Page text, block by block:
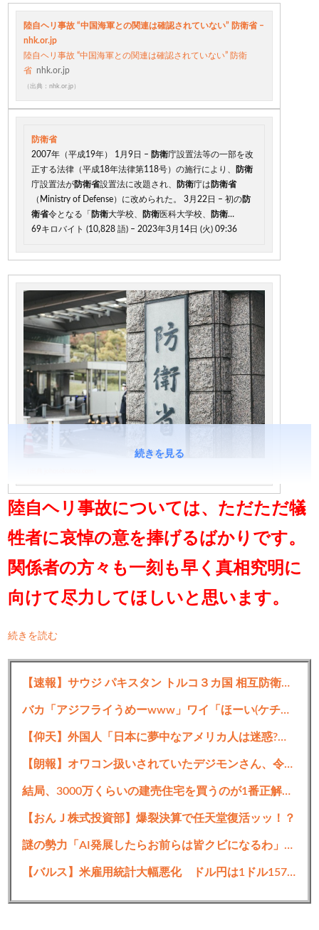
陸自ヘリ事故 “中国海軍との関連は確認されていない” 防衛省 –
nhk.or.jp
陸自ヘリ事故 “中国海軍との関連は確認されていない” 防衛
省 nhk.or.jp
（出典：nhk.or.jp）
防衛省
2007年（平成19年） 1月9日 – 防衛庁設置法等の一部を改
正する法律（平成18年法律第118号）の施行により、
防衛
庁設置法が防衛省設置法に改題され、 防衛庁は 防衛省
（Ministry of Defense）に改められた。 3月22日 – 初の防
衛省令となる「 防衛大学校、 防衛医科大学校、 防衛…
69キロバイト (10,828 語) – 2023年3月14日 (火) 09:36
陸自ヘリ事故については、ただただ犠
牲者に哀悼の意を捧げるばかりです。
関係者の方々も一刻も早く真相究明に
向けて尽力してほしいと思います。
続きを読む
続きを見る
【速報】サウジ パキスタン トルコ３カ国 相互防衛協定締結
バカ「アジフライうめーwww」ワイ「ほーい(ケチャップ取り上げる)」
【仰天】外国人「日本に夢中なアメリカ人は迷惑?」日本人の回答が的確すぎた
【朗報】オワコン扱いされていたデジモンさん、令和に「全盛期を超える利益」を生み出していた
結局、3000万くらいの建売住宅を買うのが1番正解だよな？
【おんＪ株式投資部】爆裂決算で任天堂復活ッッ！？
謎の勢力「AI発展したらお前らは皆クビになるわ」→未だかつてAIのせいで失業したG民が0人の理由
【バルス】米雇用統計大幅悪化 ドル円は1ドル157円台まで急落